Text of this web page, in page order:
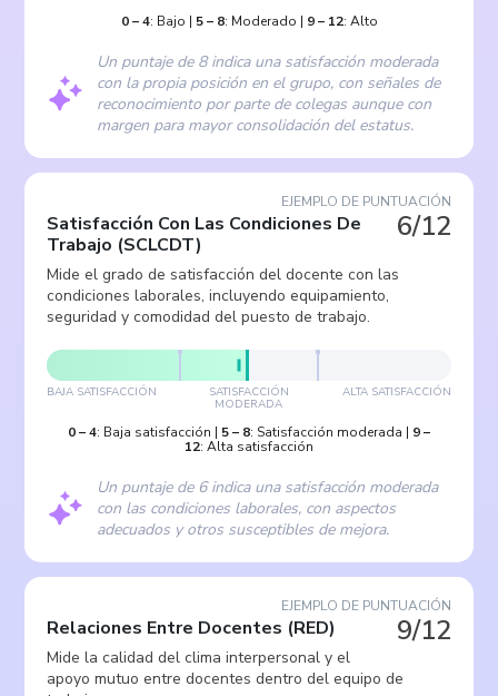
0–4: Bajo | 5– 8: Moderado | 9– 12: Alto
Un puntaje de 8 indica una satisfacción moderada
con la propia posición en el grupo, con señales de
reconocimiento por parte de colegas aunque con
margen para mayor consolidación del estatus.
EJEMPLO DE PUNTUACIÓN
6/12
Satisfacción Con Las Condiciones De
Trabajo (SCLCDT)
Mide el grado de satisfacción del docente con las
condiciones laborales, incluyendo equipamiento,
seguridad y comodidad del puesto de trabajo.
BAJA SATISFACCIÓN SATISFACCIÓN
MODERADA
ALTA SATISFACCIÓN
0–4: Baja satisfacción | 5– 8: Satisfacción moderada | 9–
12: Alta satisfacción
Un puntaje de 6 indica una satisfacción moderada
con las condiciones laborales, con aspectos
adecuados y otros susceptibles de mejora.
EJEMPLO DE PUNTUACIÓN
9/12
Relaciones Entre Docentes (RED)
Mide la calidad del clima interpersonal y el
apoyo mutuo entre docentes dentro del equipo de